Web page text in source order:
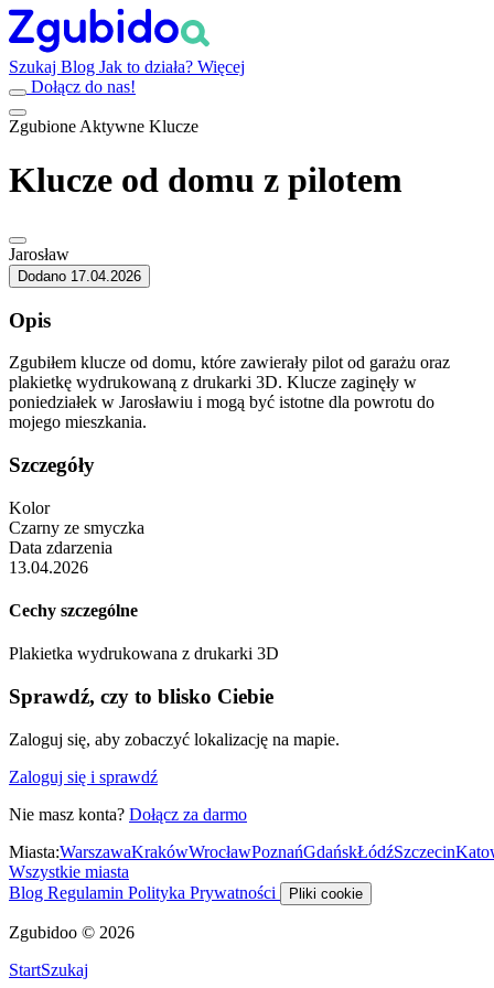
Szukaj Blog Jak to działa? Więcej
Dołącz do nas!
Zgubione Aktywne Klucze
Klucze od domu z pilotem
Jarosław
Dodano 17.04.2026
Opis
Zgubiłem klucze od domu, które zawierały pilot od garażu oraz
plakietkę wydrukowaną z drukarki 3D. Klucze zaginęły w
poniedziałek w Jarosławiu i mogą być istotne dla powrotu do
mojego mieszkania.
Szczegóły
Kolor
Czarny ze smyczka
Data zdarzenia
13.04.2026
Cechy szczególne
Plakietka wydrukowana z drukarki 3D
Sprawdź, czy to blisko Ciebie
Zaloguj się, aby zobaczyć lokalizację na mapie.
Zaloguj się i sprawdź
Nie masz konta? Dołącz za darmo
Miasta:WarszawaKrakówWrocławPoznańGdańskŁódźSzczecin
Wszystkie miasta
Blog Regulamin Polityka Prywatności Pliki cookie
Zgubidoo © 2026
StartSzukaj